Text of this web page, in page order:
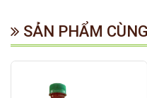
SẢN PHẨM